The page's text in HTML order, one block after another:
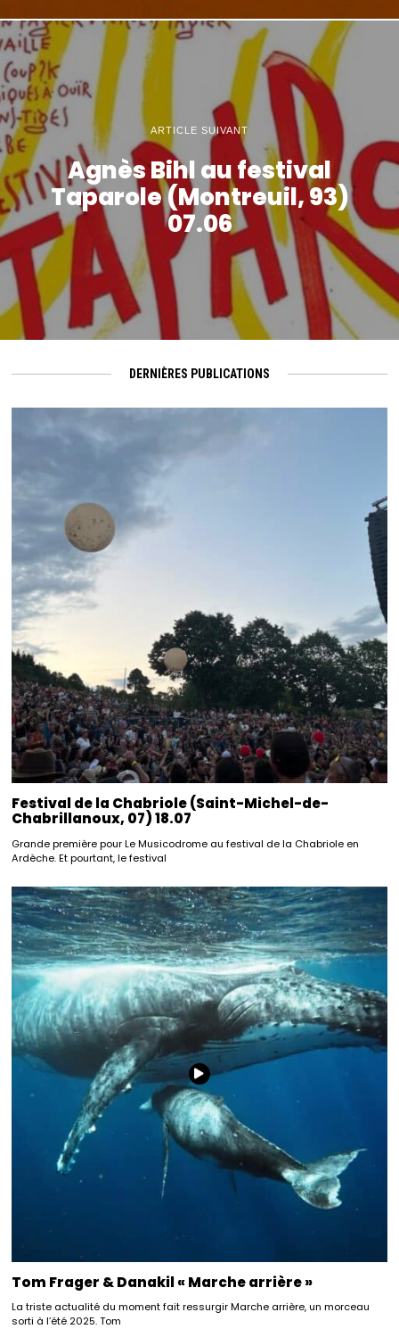
ARTICLE SUIVANT
Agnès Bihl au festival
Taparole (Montreuil, 93)
07.06
DERNIÈRES PUBLICATIONS
Festival de la Chabriole (Saint-Michel-de-
Chabrillanoux, 07) 18.07
Grande première pour Le Musicodrome au festival de la Chabriole en
Ardèche. Et pourtant, le festival
Tom Frager & Danakil « Marche arrière »
La triste actualité du moment fait ressurgir Marche arrière, un morceau
sorti à l’été 2025. Tom